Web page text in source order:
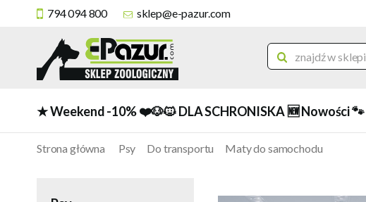
794 094 800 sklep@e-pazur.com
★ Weekend -10% ❤️🐶🐱 DLA SCHRONISKA 🆕 Nowości 🐾
Strona główna Psy Do transportu Maty do samochodu